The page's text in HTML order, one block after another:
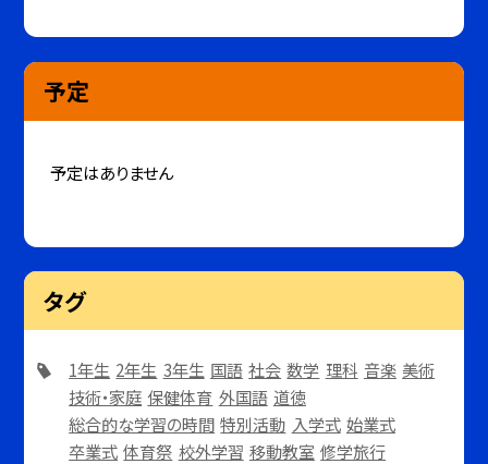
予定
予定はありません
タグ
1年生 2年生 3年生 国語 社会 数学 理科 音楽 美術
技術・家庭 保健体育 外国語 道徳
総合的な学習の時間 特別活動 入学式 始業式
卒業式 体育祭 校外学習 移動教室 修学旅行